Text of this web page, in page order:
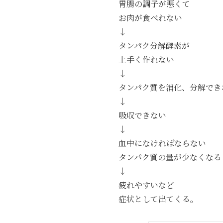
胃腸の調子が悪くて
お肉が食べれない
↓
タンパク分解酵素が
上手く作れない
↓
タンパク質を消化、分解で
↓
吸収できない
↓
血中になければならない
タンパク質の量が少なくなる
↓
疲れやすいなど
症状として出てくる。